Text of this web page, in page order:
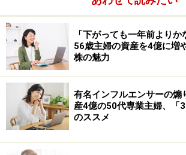
「下がっても一年前よりか
56歳主婦の資産を4億に増
株の魅力
有名インフルエンサーの煽
産4億の50代専業主婦、「
のススメ